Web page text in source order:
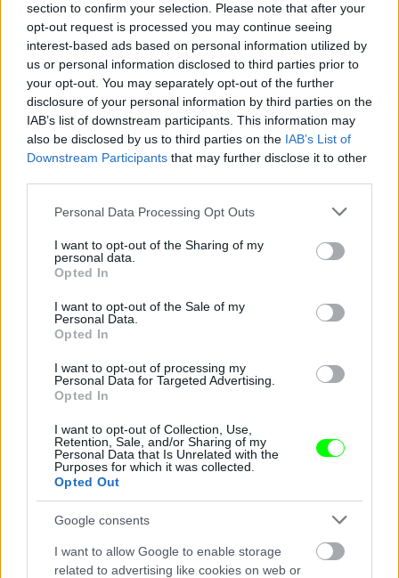
section to confirm your selection. Please note that after your
opt-out request is processed you may continue seeing
interest-based ads based on personal information utilized by
us or personal information disclosed to third parties prior to
your opt-out. You may separately opt-out of the further
disclosure of your personal information by third parties on the
IAB’s list of downstream participants. This information may
also be disclosed by us to third parties on the IAB’s List of
Downstream Participants that may further disclose it to other
Please note that this website/app uses one or more Google
not limited to your visit or usage behaviour. You may click to
grant or deny consent to Google and its third-party tags to
use your data for below specified purposes in below Google
consent section.
Personal Data Processing Opt Outs
I want to opt-out of the Sharing of my
personal data.
Opted In
I want to opt-out of the Sale of my
Personal Data.
Opted In
I want to opt-out of processing my
Personal Data for Targeted Advertising.
Opted In
I want to opt-out of Collection, Use,
Retention, Sale, and/or Sharing of my
Personal Data that Is Unrelated with the
Purposes for which it was collected.
Opted Out
Google consents
I want to allow Google to enable storage
related to advertising like cookies on web or
Személyes kedvencünk, a felpofozott strici.
Fotó: / MarcusGoldson.co.uk
Jön még kép!